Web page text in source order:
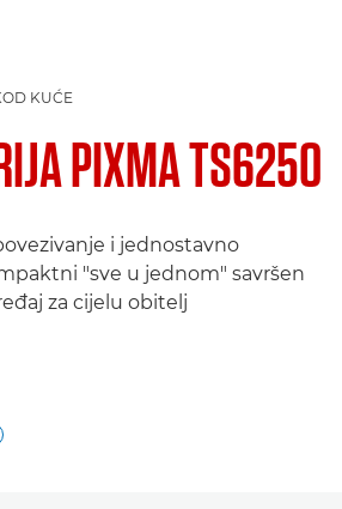
KUĆE
PIXMA TS6250
i jednostavno
"sve u jednom" savršen
za cijelu obitelj